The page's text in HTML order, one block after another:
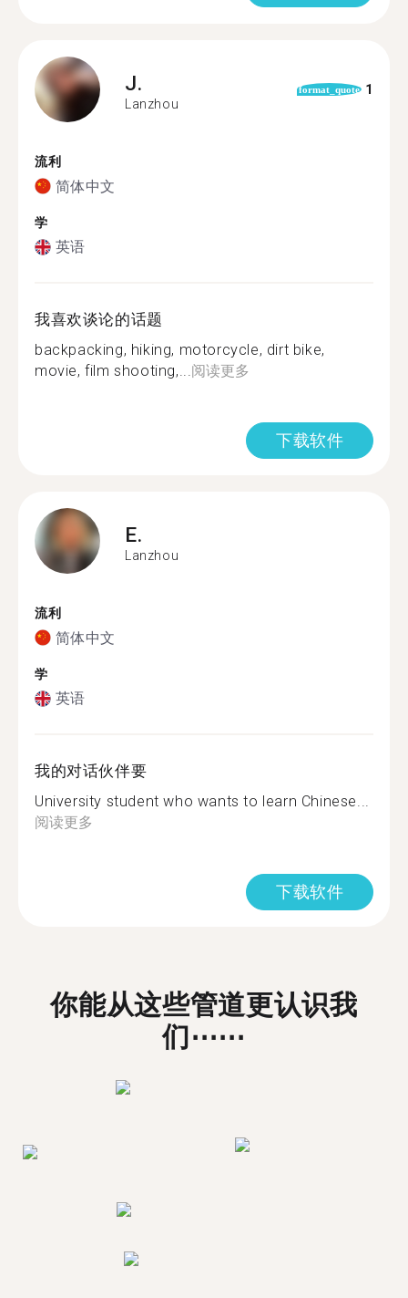
J.
Lanzhou
format_quote 1
流利
简体中文
学
英语
我喜欢谈论的话题
backpacking, hiking, motorcycle, dirt bike,
movie, film shooting,...阅读更多
下载软件
E.
Lanzhou
流利
简体中文
学
英语
我的对话伙伴要
University student who wants to learn Chinese...
阅读更多
下载软件
你能从这些管道更认识我
们⋯⋯